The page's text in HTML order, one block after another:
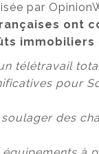
par
ont
immobiliers
télétravail
pour
des